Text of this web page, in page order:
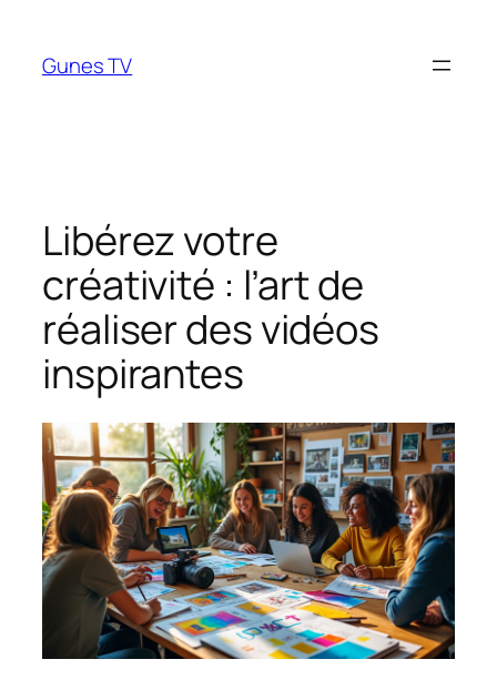
contenu
Gunes TV
Libérez votre
créativité : l’art de
réaliser des vidéos
inspirantes